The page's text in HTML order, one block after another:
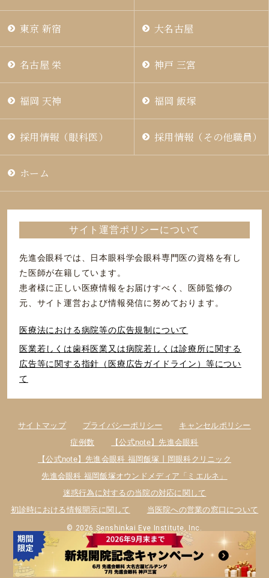
東京 新宿 大名古屋
名古屋 栄 神戸 三宮
福岡 天神 福岡 飯塚
採用情報（眼科医） 採用情報（その他職員）
ホーム
サイト運営ポリシーについて
先進会眼科では、日本眼科学会眼科専門医の資格を有し
た医師が在籍しています。
患者様に正しい医療情報をお届けすべく、医師監修の
元、サイト運営および情報発信に努めております。
医療法における病院等の広告規制について
医業若しくは⻭科医業⼜は病院若しくは診療所に関する
広告等に関する指針（医療広告ガイドライン）等につい
て
サイトマップ プライバシーポリシー
キャンセルポリシー
症例数
【公式note】先進会眼科
【公式note】先進会眼科 福岡飯塚丨岡眼科クリニック
先進会眼科 福岡飯塚オウンドメディア「ミエルネ」
迷惑行為に対するの当院の対応に関して
初診時における情報開示に関して
当医院への営業の窓口について
© 2026 Senshinkai Eye Institute, Inc.